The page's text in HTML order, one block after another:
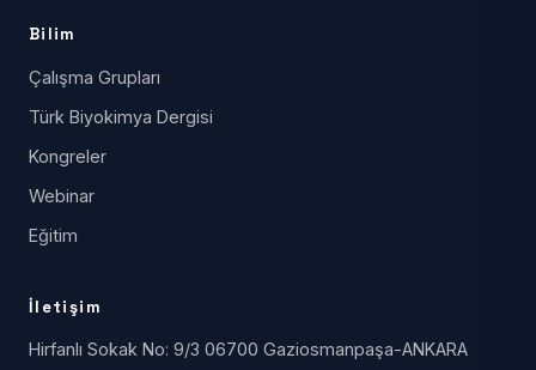
Bilim
Çalışma Grupları
Türk Biyokimya Dergisi
Kongreler
Webinar
Eğitim
İletişim
Hirfanlı Sokak No: 9/3 06700 Gaziosmanpaşa-ANKARA